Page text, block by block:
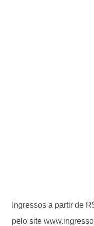
Ingressos a partir de
pelo site